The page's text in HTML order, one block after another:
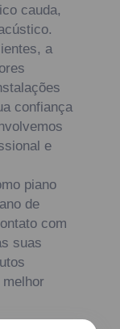
cauda,
a
confiança
e
piano
de
com
suas